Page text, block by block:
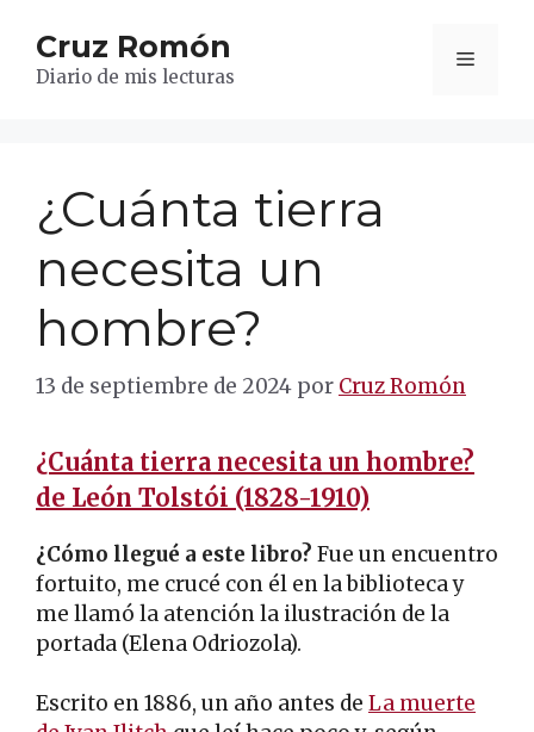
contenido
Cruz Romón
Diario de mis lecturas
Menú
¿Cuánta tierra
necesita un
hombre?
13 de septiembre de 2024 por Cruz Romón
¿Cuánta tierra necesita un hombre?
de León Tolstói (1828-1910)
¿Cómo llegué a este libro? Fue un encuentro
fortuito, me crucé con él en la biblioteca y
me llamó la atención la ilustración de la
portada (Elena Odriozola).
Escrito en 1886, un año antes de La muerte